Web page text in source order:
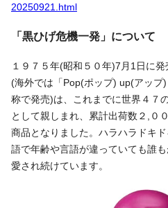
20250921.html
「黒ひげ危機一発」について
１９７５年(昭和５０年)7 月 1 日に発
(海外では「Pop(ポップ) up(アップ
称で発売)は、これまでに世界４７
として親しまれ、累計出荷数２
０
商品となりました。ハラハラドキ
語で年齢や言語が違っていても誰
愛され続けています。